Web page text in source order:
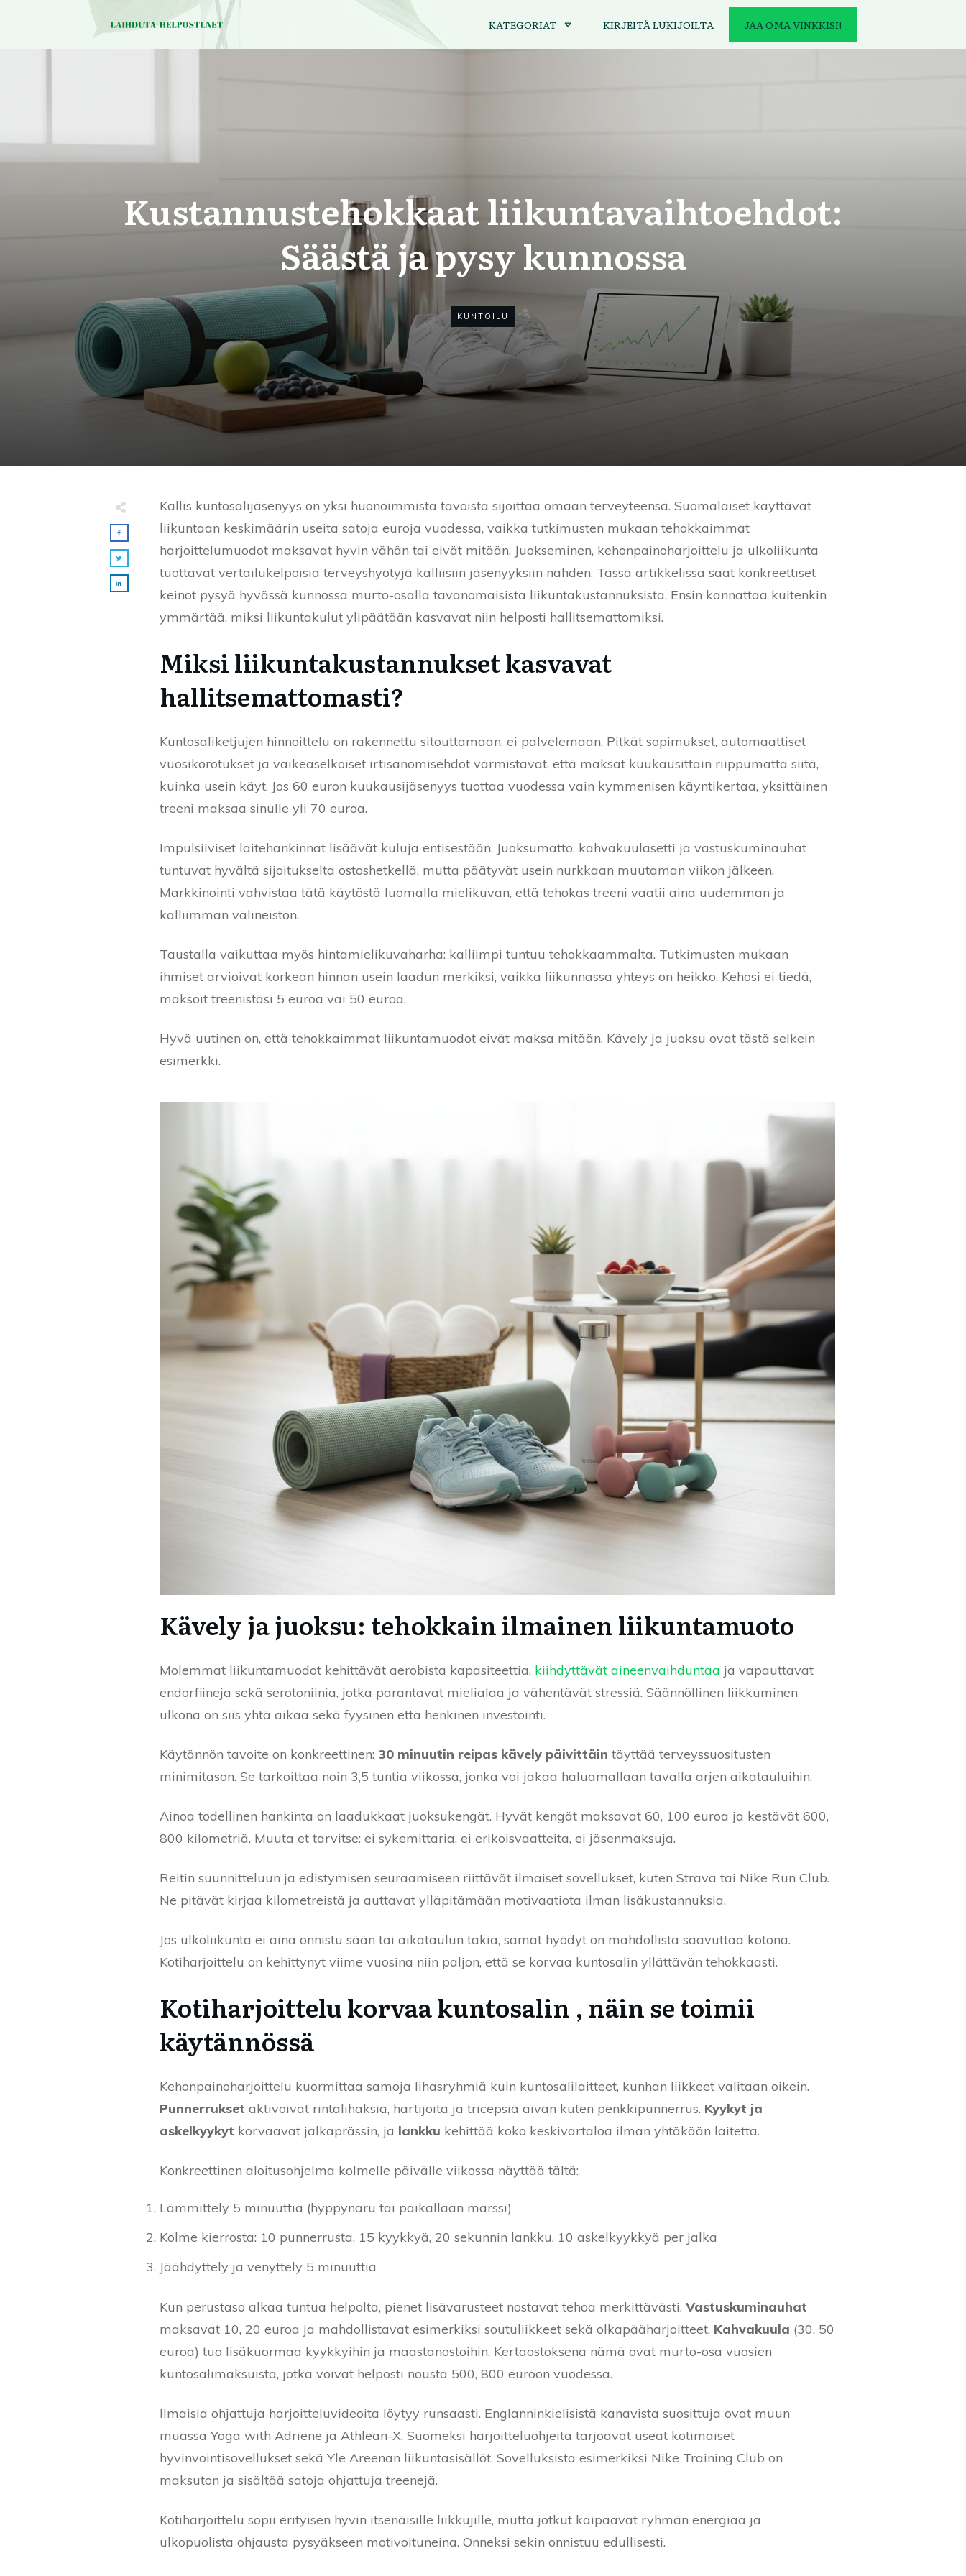
KATEGORIAT KIRJEITÄ LUKIJOILTA JAA OMA VINKKISI!
Kustannustehokkaat liikuntavaihtoehdot:
Säästä ja pysy kunnossa
KUNTOILU
Kallis kuntosalijäsenyys on yksi huonoimmista tavoista sijoittaa omaan terveyteensä. Suomalaiset käyttävät
liikuntaan keskimäärin useita satoja euroja vuodessa, vaikka tutkimusten mukaan tehokkaimmat
harjoittelumuodot maksavat hyvin vähän tai eivät mitään. Juokseminen, kehonpainoharjoittelu ja ulkoliikunta
tuottavat vertailukelpoisia terveyshyötyjä kalliisiin jäsenyyksiin nähden. Tässä artikkelissa saat konkreettiset
keinot pysyä hyvässä kunnossa murto-osalla tavanomaisista liikuntakustannuksista. Ensin kannattaa kuitenkin
ymmärtää, miksi liikuntakulut ylipäätään kasvavat niin helposti hallitsemattomiksi.
Miksi liikuntakustannukset kasvavat
hallitsemattomasti?
Kuntosaliketjujen hinnoittelu on rakennettu sitouttamaan, ei palvelemaan. Pitkät sopimukset, automaattiset
vuosikorotukset ja vaikeaselkoiset irtisanomisehdot varmistavat, että maksat kuukausittain riippumatta siitä,
kuinka usein käyt. Jos 60 euron kuukausijäsenyys tuottaa vuodessa vain kymmenisen käyntikertaa, yksittäinen
treeni maksaa sinulle yli 70 euroa.
Impulsiiviset laitehankinnat lisäävät kuluja entisestään. Juoksumatto, kahvakuulasetti ja vastuskuminauhat
tuntuvat hyvältä sijoitukselta ostoshetkellä, mutta päätyvät usein nurkkaan muutaman viikon jälkeen.
Markkinointi vahvistaa tätä käytöstä luomalla mielikuvan, että tehokas treeni vaatii aina uudemman ja
kalliimman välineistön.
Taustalla vaikuttaa myös hintamielikuvaharha: kalliimpi tuntuu tehokkaammalta. Tutkimusten mukaan
ihmiset arvioivat korkean hinnan usein laadun merkiksi, vaikka liikunnassa yhteys on heikko. Kehosi ei tiedä,
maksoit treenistäsi 5 euroa vai 50 euroa.
Hyvä uutinen on, että tehokkaimmat liikuntamuodot eivät maksa mitään. Kävely ja juoksu ovat tästä selkein
esimerkki.
Kävely ja juoksu: tehokkain ilmainen liikuntamuoto
Molemmat liikuntamuodot kehittävät aerobista kapasiteettia, kiihdyttävät aineenvaihduntaa ja vapauttavat
endorfiineja sekä serotoniinia, jotka parantavat mielialaa ja vähentävät stressiä. Säännöllinen liikkuminen
ulkona on siis yhtä aikaa sekä fyysinen että henkinen investointi.
Käytännön tavoite on konkreettinen: 30 minuutin reipas kävely päivittäin täyttää terveyssuositusten
minimitason. Se tarkoittaa noin 3,5 tuntia viikossa, jonka voi jakaa haluamallaan tavalla arjen aikatauluihin.
Ainoa todellinen hankinta on laadukkaat juoksukengät. Hyvät kengät maksavat 60, 100 euroa ja kestävät 600,
800 kilometriä. Muuta et tarvitse: ei sykemittaria, ei erikoisvaatteita, ei jäsenmaksuja.
Reitin suunnitteluun ja edistymisen seuraamiseen riittävät ilmaiset sovellukset, kuten Strava tai Nike Run Club.
Ne pitävät kirjaa kilometreistä ja auttavat ylläpitämään motivaatiota ilman lisäkustannuksia.
Jos ulkoliikunta ei aina onnistu sään tai aikataulun takia, samat hyödyt on mahdollista saavuttaa kotona.
Kotiharjoittelu on kehittynyt viime vuosina niin paljon, että se korvaa kuntosalin yllättävän tehokkaasti.
Kotiharjoittelu korvaa kuntosalin , näin se toimii
käytännössä
Kehonpainoharjoittelu kuormittaa samoja lihasryhmiä kuin kuntosalilaitteet, kunhan liikkeet valitaan oikein.
Punnerrukset aktivoivat rintalihaksia, hartijoita ja tricepsiä aivan kuten penkkipunnerrus. Kyykyt ja
askelkyykyt korvaavat jalkaprässin, ja lankku kehittää koko keskivartaloa ilman yhtäkään laitetta.
Konkreettinen aloitusohjelma kolmelle päivälle viikossa näyttää tältä:
Lämmittely 5 minuuttia (hyppynaru tai paikallaan marssi)
Kolme kierrosta: 10 punnerrusta, 15 kyykkyä, 20 sekunnin lankku, 10 askelkyykkyä per jalka
Jäähdyttely ja venyttely 5 minuuttia
Kun perustaso alkaa tuntua helpolta, pienet lisävarusteet nostavat tehoa merkittävästi. Vastuskuminauhat
maksavat 10, 20 euroa ja mahdollistavat esimerkiksi soutuliikkeet sekä olkapääharjoitteet. Kahvakuula (30, 50
euroa) tuo lisäkuormaa kyykkyihin ja maastanostoihin. Kertaostoksena nämä ovat murto-osa vuosien
kuntosalimaksuista, jotka voivat helposti nousta 500, 800 euroon vuodessa.
Ilmaisia ohjattuja harjoitteluvideoita löytyy runsaasti. Englanninkielisistä kanavista suosittuja ovat muun
muassa Yoga with Adriene ja Athlean-X. Suomeksi harjoitteluohjeita tarjoavat useat kotimaiset
hyvinvointisovellukset sekä Yle Areenan liikuntasisällöt. Sovelluksista esimerkiksi Nike Training Club on
maksuton ja sisältää satoja ohjattuja treenejä.
Kotiharjoittelu sopii erityisen hyvin itsenäisille liikkujille, mutta jotkut kaipaavat ryhmän energiaa ja
ulkopuolista ohjausta pysyäkseen motivoituneina. Onneksi sekin onnistuu edullisesti.